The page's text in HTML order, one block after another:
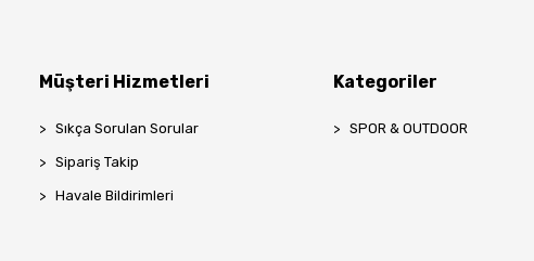
Müşteri Hizmetleri
Sıkça Sorulan Sorular
Sipariş Takip
Havale Bildirimleri
Kategoriler
SPOR & OUTDOOR